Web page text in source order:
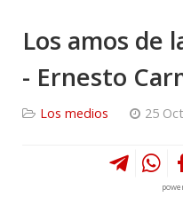
Los amos de
- Ernesto
Los medios 25